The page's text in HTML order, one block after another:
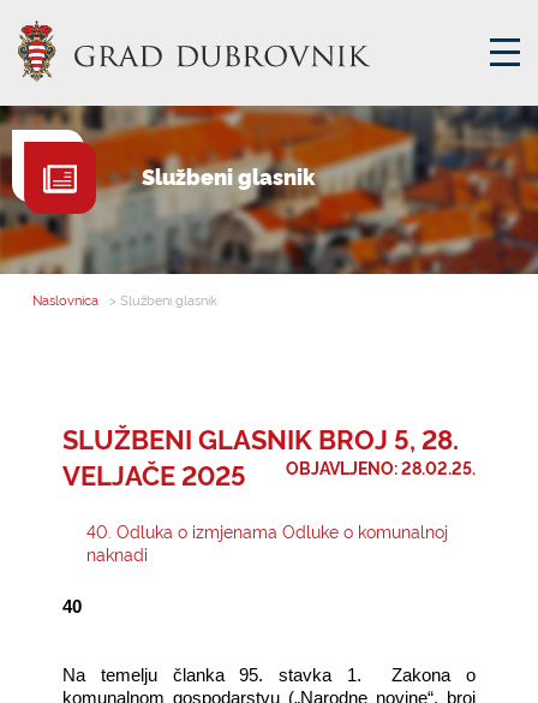
GRADSKA UPRAVA
GRADONAČELNIK
MJESNA SAMOUPRAVA
E-USLUGE
Službeni glasnik
Naslovnica > Službeni glasnik
SLUŽBENI GLASNIK BROJ 5, 28.
VELJAČE 2025
OBJAVLJENO: 28.02.25.
40. Odluka o izmjenama Odluke o komunalnoj
naknadi
40
Na temelju članka 95. stavka 1.
Zakona o
komunalnom gospodarstvu („Narodne novine“, broj